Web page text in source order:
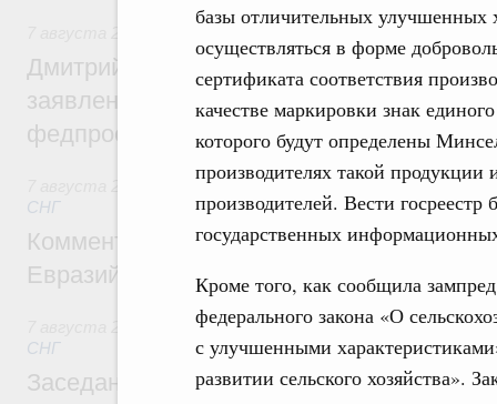
базы отличительных улучшенных
осуществляться в форме
сертификата соответствия
качестве маркировки знак
которого будут определены
производителях такой продукции
производителей. Вести
государственных
Кроме того, как сообщила
федерального закона «О
с улучшенными
развитии сельского хозяйства».
Среднее профессиональное образование
Дмитрий Чернышенко: Установлен
заявлений от абитуриентов колледжей и
федпроекта «Профессионалитет»
Евразийский экономический союз.
СНГ
Комментарий Алексея Оверчука по
Евразийского межправительственного
Евразийский экономический союз.
СНГ
Заседание Евразийского